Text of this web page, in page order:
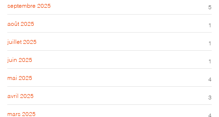
septembre 2025 5
août 2025 1
juillet 2025 1
juin 2025 1
mai 2025 4
avril 2025 3
mars 2025 4